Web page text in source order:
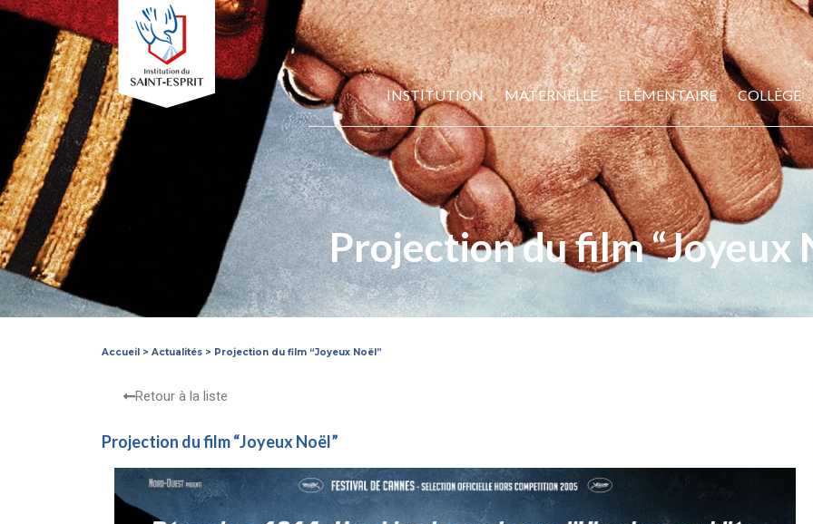
INSTITUTION MATERNELLE ELÉMENTAIRE COLLÈGE
Projection du film “Joyeux
Accueil > Actualités > Projection du film “Joyeux Noël”
Retour à la liste
Projection du film “Joyeux Noël”